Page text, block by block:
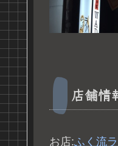
店舗情
お店:ふく流